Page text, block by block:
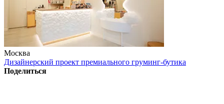
Москва
Дизайнерский проект премиального груминг-бутика
Поделиться